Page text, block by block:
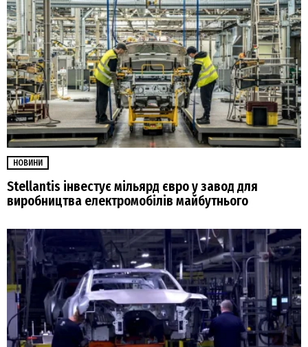
НОВИНИ
Stellantis інвестує мільярд євро у завод для
виробництва електромобілів майбутнього